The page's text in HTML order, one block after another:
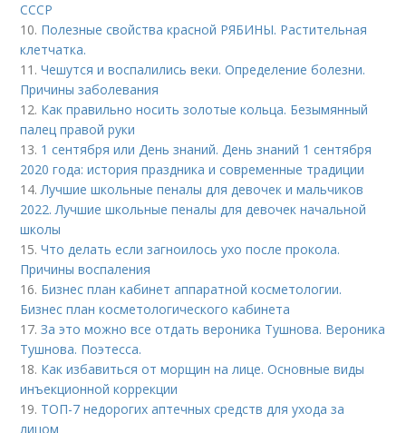
СССР
10. Полезные свойства красной РЯБИНЫ. Растительная
клетчатка.
11.Чешутся и воспалились веки. Определение болезни.
Причины заболевания
12. Как правильно носить золотые кольца. Безымянный
палец правой руки
13. 1 сентября или День знаний. День знаний 1 сентября
2020 года: история праздника и современные традиции
14.Лучшие школьные пеналы для девочек и мальчиков
2022. Лучшие школьные пеналы для девочек начальной
школы
15.Что делать если загноилось ухо после прокола.
Причины воспаления
16. Бизнес план кабинет аппаратной косметологии.
Бизнес план косметологического кабинета
17.За это можно все отдать вероника Тушнова. Вероника
Тушнова. Поэтесса.
18. Как избавиться от морщин на лице. Основные виды
инъекционной коррекции
19. ТОП-7 недорогих аптечных средств для ухода за
лицом